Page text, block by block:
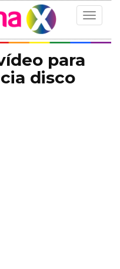
Toggle
para
disco